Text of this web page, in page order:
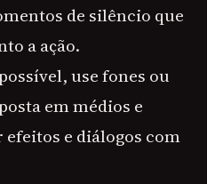
de silêncio que
a ação.
use fones ou
em médios e
efeitos e diálogos com